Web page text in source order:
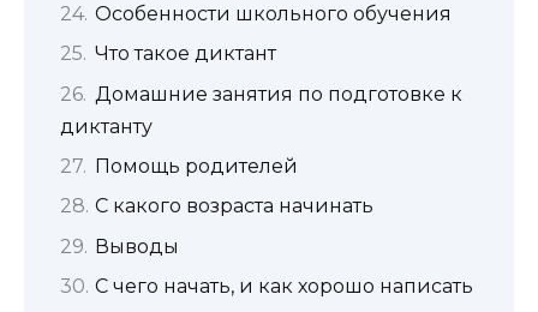
Особенности школьного обучения
Что такое диктант
Домашние занятия по подготовке к
диктанту
Помощь родителей
С какого возраста начинать
Выводы
С чего начать, и как хорошо написать